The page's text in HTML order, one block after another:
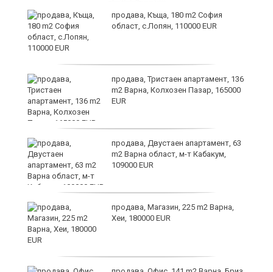
продава, Къща, 180 m2 София
област, с.Лопян, 110000 EUR
продава, Тристаен апартамент, 136
m2 Варна, Колхозен Пазар, 165000
EUR
продава, Двустаен апартамент, 63
m2 Варна област, м-т Кабакум,
109000 EUR
продава, Магазин, 225 m2 Варна,
Хеи, 180000 EUR